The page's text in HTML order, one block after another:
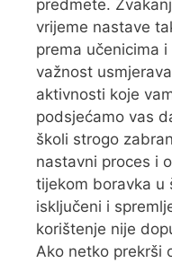
predmete.
vrijeme nastave
prema učenicima
važnost
aktivnosti koje
podsjećamo vas
školi strogo
nastavni proces i
tijekom boravka u
isključeni i
korištenje nije
Ako netko prekrši